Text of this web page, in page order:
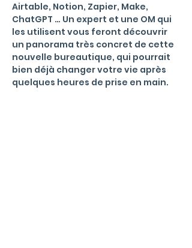
Airtable, Notion, Zapier, Make,
ChatGPT … Un expert et une OM qui
les utilisent vous feront découvrir
un panorama très concret de cette
nouvelle bureautique, qui pourrait
bien déjà changer votre vie après
quelques heures de prise en main.